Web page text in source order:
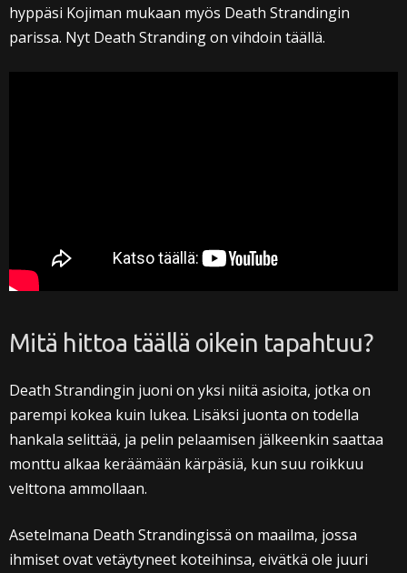
hyppäsi Kojiman mukaan myös Death Strandingin
parissa. Nyt Death Stranding on vihdoin täällä.
Mitä hittoa täällä oikein tapahtuu?
Death Strandingin juoni on yksi niitä asioita, jotka on
parempi kokea kuin lukea. Lisäksi juonta on todella
hankala selittää, ja pelin pelaamisen jälkeenkin saattaa
monttu alkaa keräämään kärpäsiä, kun suu roikkuu
velttona ammollaan.
Asetelmana Death Strandingissä on maailma, jossa
ihmiset ovat vetäytyneet koteihinsa, eivätkä ole juuri